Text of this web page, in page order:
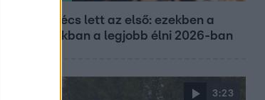
Nem Bécs lett az első: ezekben a
városokban a legjobb élni 2026-ban
3:23